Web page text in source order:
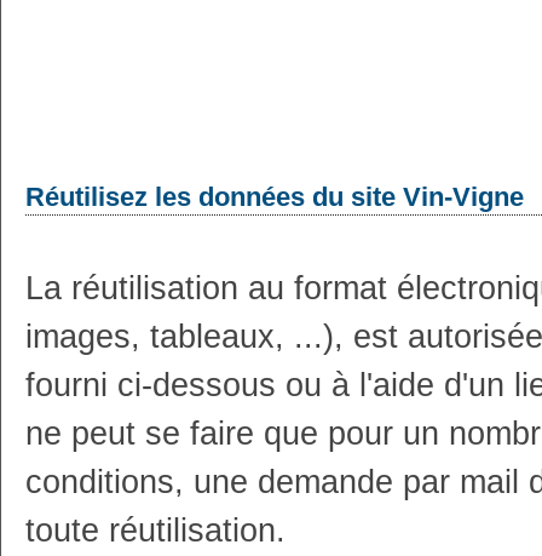
Réutilisez les données du site Vin-Vigne
La réutilisation au format
images, tableaux, ...), est
fourni ci-dessous ou à l'aide d'un
ne peut se faire que pour un
conditions, une demande par mail
toute réutilisation.